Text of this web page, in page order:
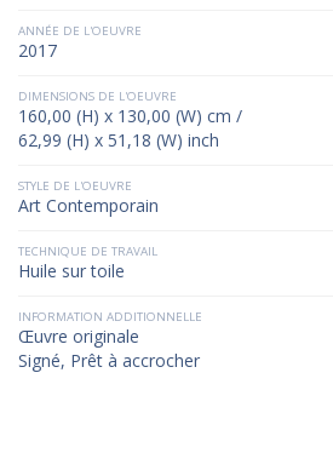
ANNÉE DE L'OEUVRE
2017
DIMENSIONS DE L'OEUVRE
160,00 (H) x 130,00 (W) cm /
62,99 (H) x 51,18 (W) inch
STYLE DE L'OEUVRE
Art Contemporain
TECHNIQUE DE TRAVAIL
Huile sur toile
INFORMATION ADDITIONNELLE
Œuvre originale
Signé, Prêt à accrocher